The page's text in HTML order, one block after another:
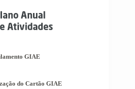
Provas de
(PEF)
as Informações-Prova
GIAE
do Cartão GIAE